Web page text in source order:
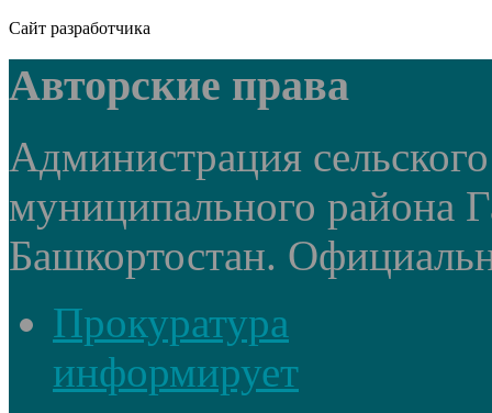
Сайт разработчика
Авторские права
Администрация
муниципального района
Башкортостан.
Прокуратура
информирует